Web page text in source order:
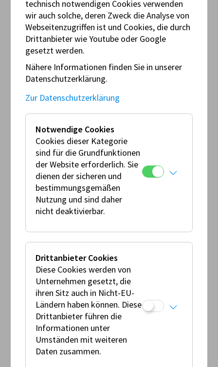
Ing. Franz SCHULZ
Klaus Schwingshandl
Dipl.-Ing.(FH) Christian SINGER
Kevin STANCULOVIC
Bernhard Stüber
Ing. Thomas SUCHÝ
Martin SZTACHOVICS-TOMASINI
Daniel TEMPER
DI Christoph TITZ
Herbert WALCH
Herbert WALZEL
Rene WEBER
Harald WEICHSELBAUM
Wolfgang WOHLSCHLÄGER
Günther WOLF
Jacqueline WOLF
AMF - SCRUTINEERS ASPIRANT
Hameedullah ALKOZAI
Josef BARTH
Maximillian BAUER
Alfred BRAUN
Lennart BUCHHALT
Philipp DESCHLER
Alina-Magdalena DIEM
Ing. Erich Diestinger
Mario jun. EGARTNER
technisch notwendigen Cookies verwenden
wir auch solche, deren Zweck die Analyse von
Webseitenzugriffen ist und Cookies, die durch
Drittanbieter wie Youtube oder Google
gesetzt werden.
Nähere Informationen finden Sie in unserer
Datenschutzerklärung.
Zur Datenschutzerklärung
Notwendige Cookies
Cookies dieser Kategorie
sind für die Grundfunktionen
der Website erforderlich. Sie
dienen der sicheren und
bestimmungsgemäßen
Nutzung und sind daher
nicht deaktivierbar.
Drittanbieter Cookies
Diese Cookies werden von
Unternehmen gesetzt, die
ihren Sitz auch in Nicht-EU-
Ländern haben können. Diese
Drittanbieter führen die
Informationen unter
Umständen mit weiteren
Daten zusammen.